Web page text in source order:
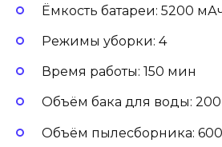
Ёмкость батареи: 5200
Режимы уборки: 4
Время работы: 150 мин
Объём бака для воды:
Объём пылесборника: